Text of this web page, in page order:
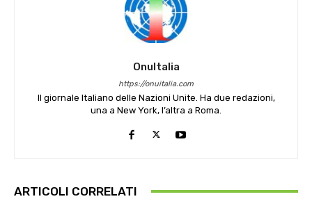
OnuItalia
https://onuitalia.com
Il giornale Italiano delle Nazioni Unite. Ha due redazioni,
una a New York, l’altra a Roma.
ARTICOLI CORRELATI